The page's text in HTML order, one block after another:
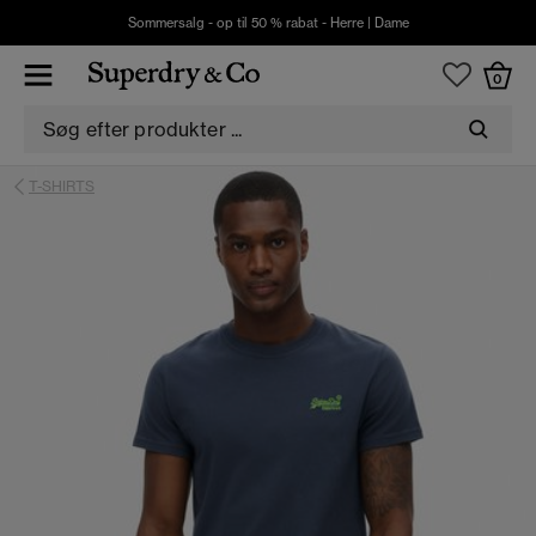
Sommersalg - op til 50 % rabat - Herre| Dame
0
T-SHIRTS